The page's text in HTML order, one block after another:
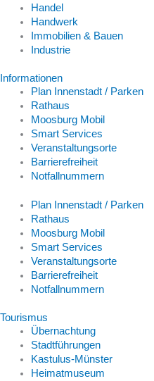
Handel
Handwerk
Immobilien & Bauen
Industrie
Informationen
Plan Innenstadt / Parken
Rathaus
Moosburg Mobil
Smart Services
Veranstaltungsorte
Barrierefreiheit
Notfallnummern
Plan Innenstadt / Parken
Rathaus
Moosburg Mobil
Smart Services
Veranstaltungsorte
Barrierefreiheit
Notfallnummern
Tourismus
Übernachtung
Stadtführungen
Kastulus-Münster
Heimatmuseum